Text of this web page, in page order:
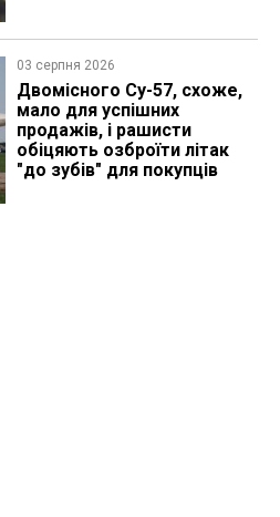
03 серпня 2026
Двомісного Су-57, схоже,
мало для успішних
продажів, і рашисти
обіцяють озброїти літак
"до зубів" для покупців